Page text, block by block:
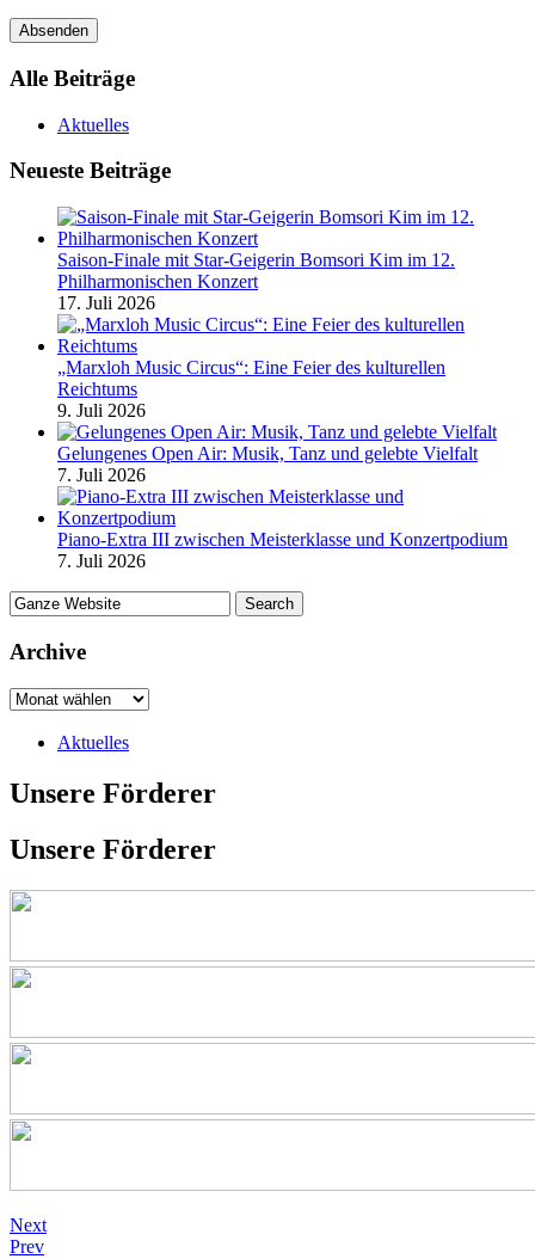
Alle Beiträge
Aktuelles
Neueste Beiträge
Saison-Finale mit Star-Geigerin Bomsori Kim im 12.
Philharmonischen Konzert
17. Juli 2026
„Marxloh Music Circus“: Eine Feier des kulturellen
Reichtums
9. Juli 2026
Gelungenes Open Air: Musik, Tanz und gelebte Vielfalt
7. Juli 2026
Piano-Extra III zwischen Meisterklasse und Konzertpodium
7. Juli 2026
Archive
Aktuelles
Unsere Förderer
Unsere Förderer
Next
Prev